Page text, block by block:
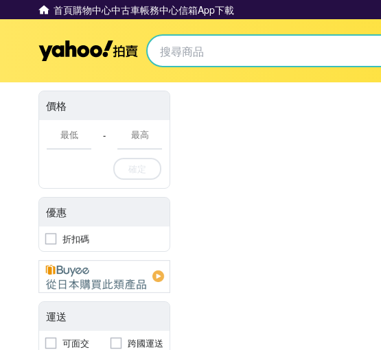
首頁購物中心中古車帳務中心信箱App下載
Yahoo拍賣
價格
-
確定
優惠
折扣碼
運送
可面交 跨國運送